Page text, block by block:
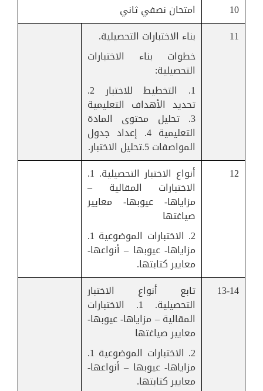
10
امتحان نصفي ثاني
11
بناء الاختبارات التحصيلية.
خطوات بناء الاختبارات
التحصيلية:
1. التخطيط للاختبار 2.
تحديد الأهداف التعليمية
3. تحليل محتوى المادة
التعليمية 4. إعداد جدول
المواصفات 5.تحليل الاختبار.
12
أنواع الاختبار التحصيلية. 1.
الاختبارات المقالية –
مزاياها- عيوبها- معايير
صياغتها
2. الاختبارات الموضوعية 1.
مزاياها- عيوبها – أنواعها-
معايير كتابتها.
13-14
تابع أنواع الاختبار
التحصيلية. 1. الاختبارات
المقالية – مزاياها- عيوبها-
معايير صياغتها
2. الاختبارات الموضوعية 1.
مزاياها- عيوبها – أنواعها-
معايير كتابتها.